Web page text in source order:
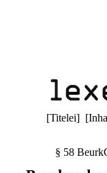
[Titelei] [
§ 58